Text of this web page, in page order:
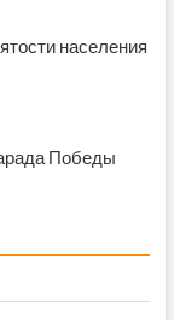
населения
Победы